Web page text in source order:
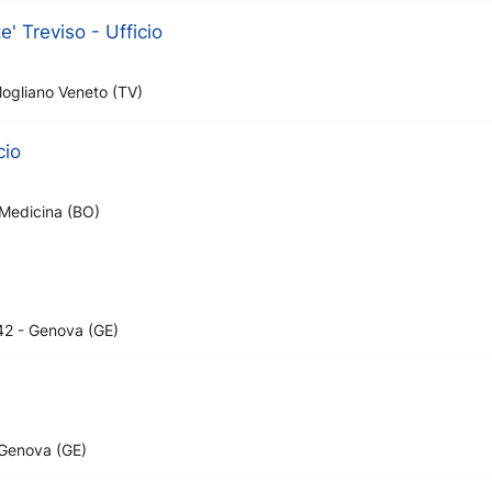
Treviso - Ufficio
Veneto (TV)
(BO)
- Genova (GE)
(GE)